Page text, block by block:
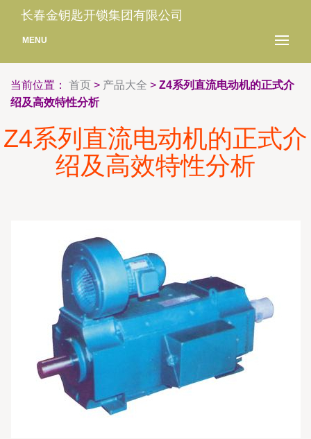
长春金钥匙开锁集团有限公司
MENU
当前位置： 首页 > 产品大全 > Z4系列直流电动机的正式介
绍及高效特性分析
Z4系列直流电动机的正式介
绍及高效特性分析